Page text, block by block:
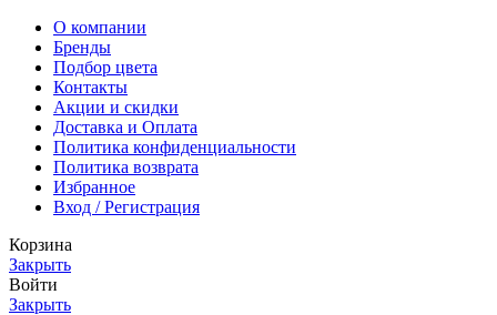
О компании
Бренды
Подбор цвета
Контакты
Акции и скидки
Доставка и Оплата
Политика конфиденциальности
Политика возврата
Избранное
Вход / Регистрация
Корзина
Закрыть
Войти
Закрыть